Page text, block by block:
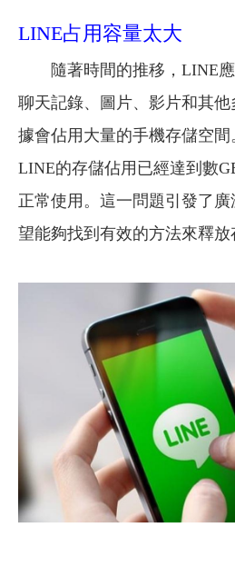
LINE占用容量太大
隨著時間的推移，LINE
聊天記錄、圖片、影片和其
據會佔用大量的手機存儲空間
LINE的存儲佔用已經達到數
正常使用。這一問題引發了
望能夠找到有效的方法來釋放